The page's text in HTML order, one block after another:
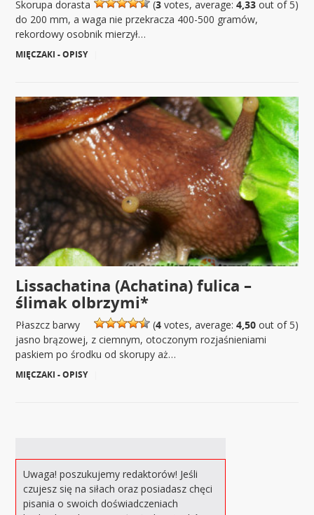
(3votes, average: 4,33out of 5)
Skorupa dorasta
do 200 mm, a waga nie przekracza 400-500 gramów,
rekordowy osobnik mierzył…
MIĘCZAKI - OPISY
Lissachatina (Achatina) fulica –
ślimak olbrzymi*
(4votes, average: 4,50out of 5)
Płaszcz barwy
jasno brązowej, z ciemnym, otoczonym rozjaśnieniami
paskiem po środku od skorupy aż…
MIĘCZAKI - OPISY
Uwaga! poszukujemy redaktorów! Jeśli
czujesz się na siłach oraz posiadasz chęci
pisania o swoich doświadczeniach